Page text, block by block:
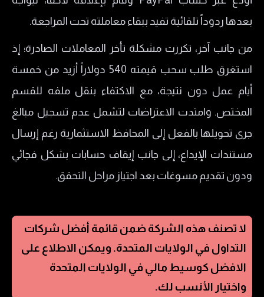
بعدها ردوداً تلقائية تفيد ببقاء معاملته تحت المراجعة.
​من جانب آخر، تكررت مشكلة تأخر المعاملات الصادرة؛ إذ
استغرق طلب سحب قيمته 540 دولاراً أزيد من خمسة
أيام عمل دون نتيجة، مع الاكتفاء بنقل ملفه للقسم
المختص. وامتدت الاعتراضات لتشمل عدم تسجيل مبالغ
جرى تحويلها بالفعل إلى المحافظ الاستثمارية رغم إرسال
مستندات الإيداع، إلى جانب إيقاف حسابات بشكل فجائي
ودون تقديم مسوغات بعد اجتياز مراحل التحقق.
لا تصنف هذه الشركة ضمن قائمة أفضل شركات
التداول في الولايات المتحدة. ويمكن الاطلاع على
الافضل كوسيط مالي في الولايات المتحدة
واختيار الأنسب لك.